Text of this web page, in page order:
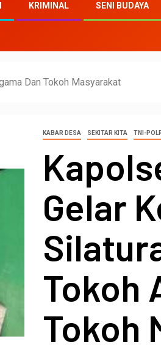
KRIMINAL SENI BUDAYA
Dan Tokoh Masyarakat
KABAR DESA SEKITAR KITA TNI-
Gelar
Tokoh
Tokoh